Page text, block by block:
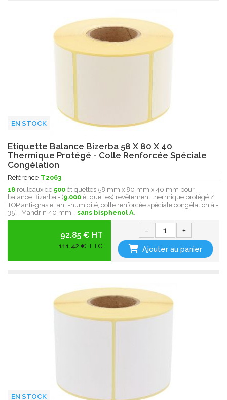
EN STOCK
Etiquette Balance Bizerba 58 X 80 X 40
Thermique Protégé - Colle Renforcée Spéciale
Congélation
Référence T2063
18 rouleaux de 500 étiquettes 58 mm x 80 mm x 40 mm pour
balance Bizerba - (9.000 étiquettes) revêtement thermique protégé /
TOP anti-gras et anti-humidité, colle renforcée spéciale congélation à -
35° ; Mandrin 40 mm - sans bisphenol A.
92.85 € HT
111,42 € TTC
- +
Ajouter au panier
EN STOCK